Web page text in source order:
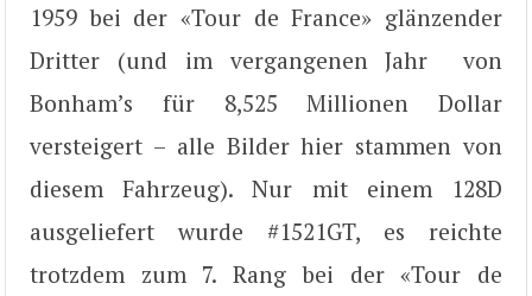
1959 bei der «Tour de France» glänzender
Dritter (und im vergangenen Jahr von
Bonham’s für 8,525 Millionen Dollar
versteigert – alle Bilder hier stammen von
diesem Fahrzeug). Nur mit einem 128D
ausgeliefert wurde #1521GT, es reichte
trotzdem zum 7. Rang bei der «Tour de